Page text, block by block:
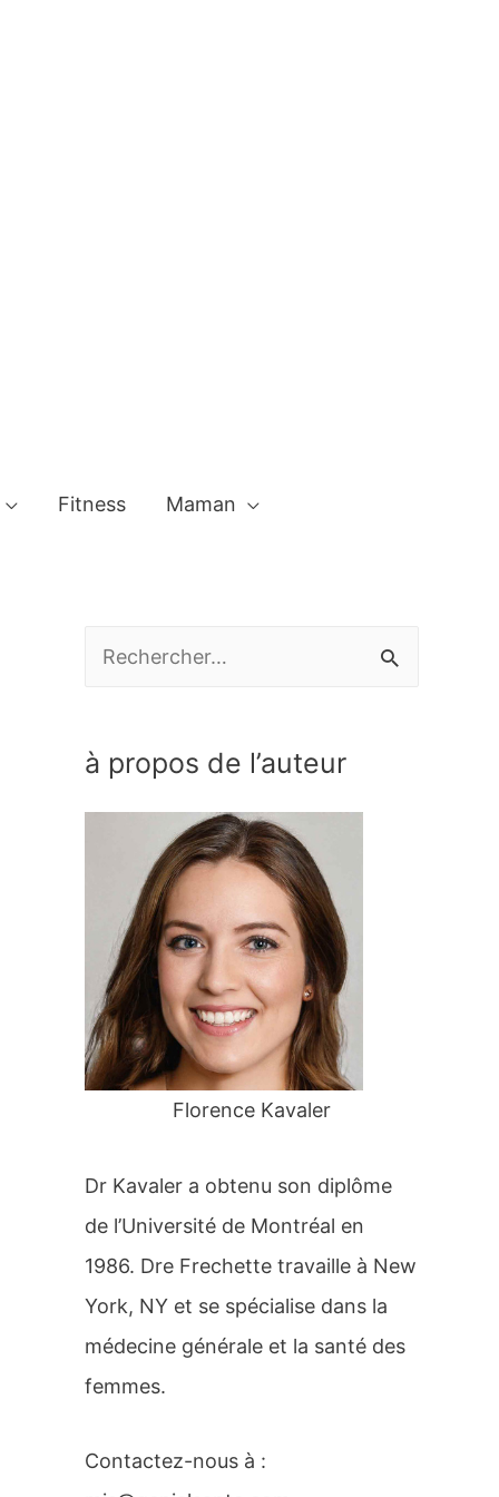
Fitness Maman
h
:
à propos de l’auteur
Florence Kavaler
Dr Kavaler a obtenu son diplôme
de l’Université de Montréal en
1986. Dre Frechette travaille à New
York, NY et se spécialise dans la
médecine générale et la santé des
femmes.
Contactez-nous à :